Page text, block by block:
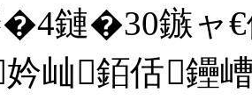
�4鏈�30鏃ャ
屾銆佸鑸